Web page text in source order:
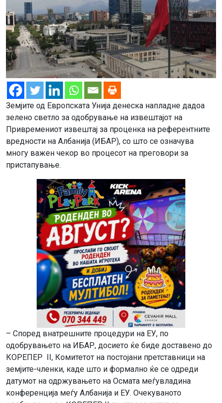
Земјите од Европската Унија денеска напладне дадоа
зелено светло за одобрување на извештајот на
Привремениот извештај за проценка на референтните
вредности на Албанија (ИБАР), со што се означува
многу важен чекор во процесот на преговори за
пристапување.
– Според внатрешните процедури на ЕУ, по
одобрувањето на ИБАР, досието ќе биде доставено до
КОРЕПЕР II, Комитетот на постојани претставници на
земјите-членки, каде што и формално ќе се одреди
датумот на одржувањето на Осмата меѓувладина
конференција меѓу Албанија и ЕУ. Очекуваното